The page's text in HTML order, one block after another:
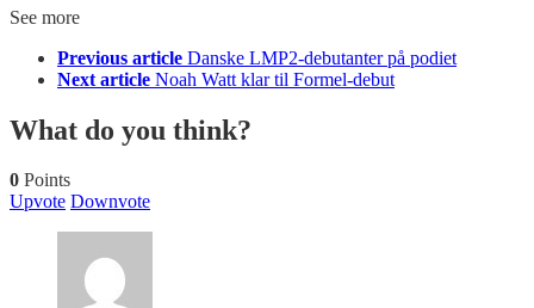
See more
Previous article Danske LMP2-debutanter på podiet
Next article Noah Watt klar til Formel-debut
What do you think?
0 Points
Upvote Downvote